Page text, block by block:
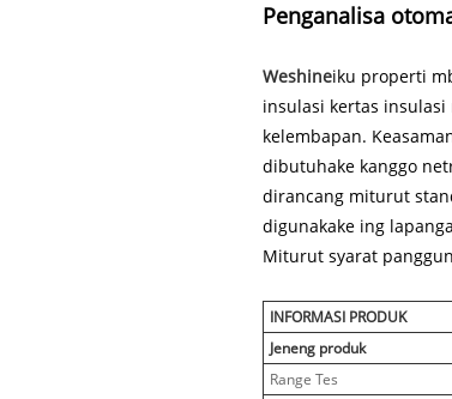
Penganalisa
Weshineiku properti
insulasi kertas
kelembapan.
dibutuhake kanggo
dirancang miturut
digunakake ing
Miturut syarat
INFORMASI PRODUK
Jeneng produk
Range Tes